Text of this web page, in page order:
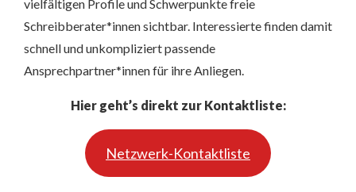
vielfältigen Profile und Schwerpunkte freie
Schreibberater*innen sichtbar. Interessierte finden damit
schnell und unkompliziert passende
Ansprechpartner*innen für ihre Anliegen.
Hier geht’s direkt zur Kontaktliste:
Netzwerk-Kontaktliste